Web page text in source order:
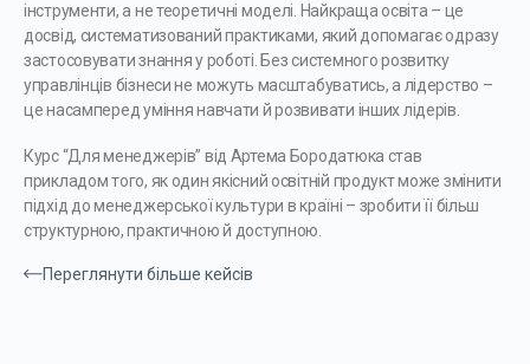
інструменти, а не теоретичні моделі. Найкраща освіта – це
досвід, систематизований практиками, який допомагає одразу
застосовувати знання у роботі. Без системного розвитку
управлінців бізнеси не можуть масштабуватись, а лідерство –
це насамперед уміння навчати й розвивати інших лідерів.
Курс “Для менеджерів” від Артема Бородатюка став
прикладом того, як один якісний освітній продукт може змінити
підхід до менеджерської культури в країні – зробити її більш
структурною, практичною й доступною.
Переглянути більше кейсів